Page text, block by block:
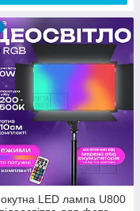
LED лампа U800